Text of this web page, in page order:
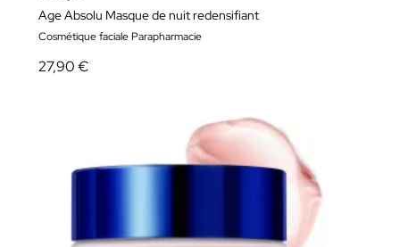
Age Absolu Masque de nuit redensifiant
Cosmétique faciale Parapharmacie
27,90 €